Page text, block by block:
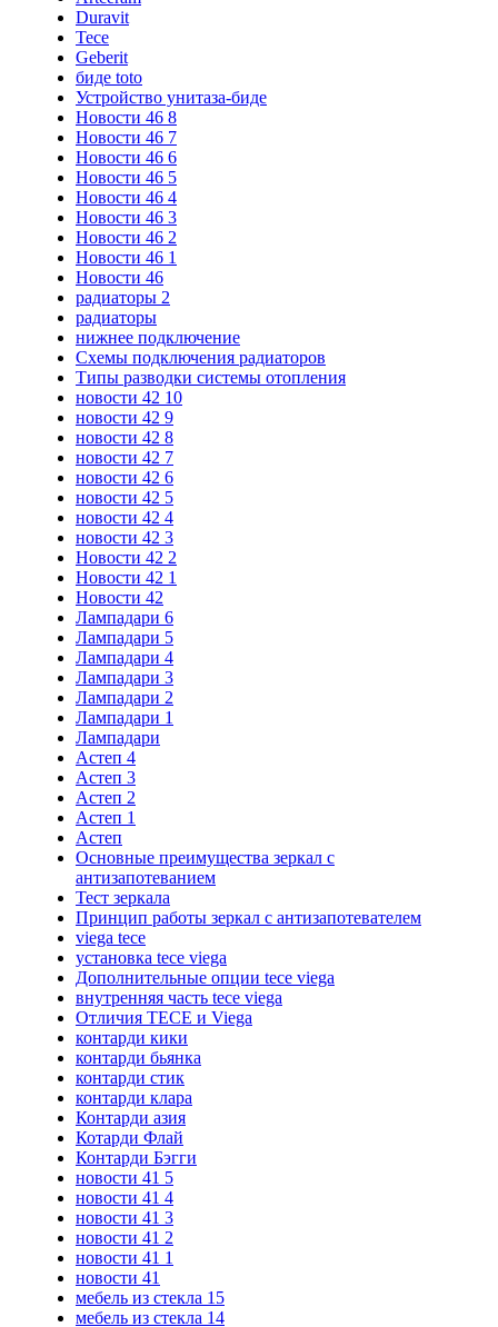
Duravit
Tece
Geberit
биде toto
Устройство унитаза-биде
Новости 46 8
Новости 46 7
Новости 46 6
Новости 46 5
Новости 46 4
Новости 46 3
Новости 46 2
Новости 46 1
Новости 46
радиаторы 2
радиаторы
нижнее подключение
Схемы подключения радиаторов
Типы разводки системы отопления
новости 42 10
новости 42 9
новости 42 8
новости 42 7
новости 42 6
новости 42 5
новости 42 4
новости 42 3
Новости 42 2
Новости 42 1
Новости 42
Лампадари 6
Лампадари 5
Лампадари 4
Лампадари 3
Лампадари 2
Лампадари 1
Лампадари
Астеп 4
Астеп 3
Астеп 2
Астеп 1
Астеп
Основные преимущества зеркал с
антизапотеванием
Тест зеркала
Принцип работы зеркал с антизапотевателем
viega tece
установка tece viega
Дополнительные опции tece viega
внутренняя часть tece viega
Отличия TECE и Viega
контарди кики
контарди бьянка
контарди стик
контарди клара
Контарди азия
Котарди Флай
Контарди Бэгги
новости 41 5
новости 41 4
новости 41 3
новости 41 2
новости 41 1
новости 41
мебель из стекла 15
мебель из стекла 14